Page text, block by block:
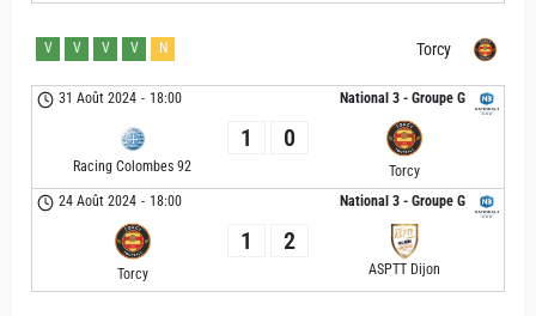
Torcy
V V V V N
National 3 - Groupe G
31 Août 2024 - 18:00
Racing Colombes 92
1 0
Torcy
National 3 - Groupe G
24 Août 2024 - 18:00
Torcy
1 2
ASPTT Dijon